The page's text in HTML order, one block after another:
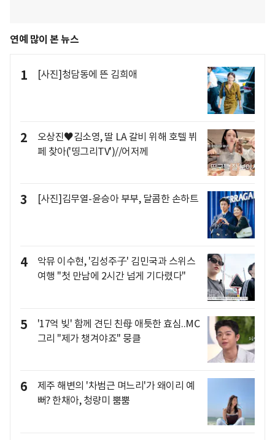
연예 많이 본 뉴스
1 [사진]청담동에 뜬 김희애
2
오상진♥김소영, 딸 LA 갈비 위해 호텔 뷔
페 찾아('띵그리TV')//어저께
3 [사진]김무열-윤승아 부부, 달콤한 손하트
4
악뮤 이수현, '김성주子' 김민국과 스위스
여행 "첫 만남에 2시간 넘게 기다렸다"
5
'17억 빚' 함께 견딘 친母 애틋한 효심..MC
그리 "제가 챙겨야죠" 뭉클
6
제주 해변의 '차범근 며느리'가 왜이리 예
뻐? 한채아, 청량미 뿜뿜